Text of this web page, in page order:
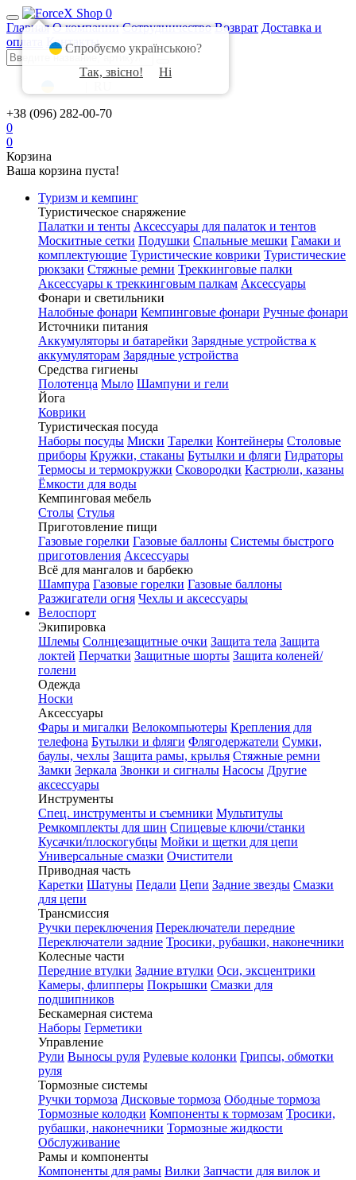
0
Главная О компании Сотрудничество Возврат Доставка и
оплата
Контакты
+38 (096) 282-00-70
0
0
Корзина
Ваша корзина пуста!
Туризм и кемпинг
Туристическое снаряжение
Палатки и тенты Аксессуары для палаток и тентов
Москитные сетки Подушки Спальные мешки Гамаки и
комплектующие Туристические коврики Туристические
рюкзаки Стяжные ремни Треккинговые палки
Аксессуары к треккинговым палкам Аксессуары
Фонари и светильники
Налобные фонари Кемпинговые фонари Ручные фонари
Источники питания
Аккумуляторы и батарейки Зарядные устройства к
аккумуляторам Зарядные устройства
Средства гигиены
Полотенца Мыло Шампуни и гели
Йога
Коврики
Туристическая посуда
Наборы посуды Миски Тарелки Контейнеры Столовые
приборы Кружки, стаканы Бутылки и фляги Гидраторы
Термосы и термокружки Сковородки Кастрюли, казаны
Ёмкости для воды
Кемпинговая мебель
Столы Стулья
Приготовление пищи
Газовые горелки Газовые баллоны Системы быстрого
приготовления Аксессуары
Всё для мангалов и барбекю
Шампура Газовые горелки Газовые баллоны
Разжигатели огня Чехлы и аксессуары
Велоспорт
Экипировка
Шлемы Солнцезащитные очки Защита тела Защита
локтей Перчатки Защитные шорты Защита коленей/
голени
Одежда
Носки
Аксессуары
Фары и мигалки Велокомпьютеры Крепления для
телефона Бутылки и фляги Флягодержатели Сумки,
баулы, чехлы Защита рамы, крылья Стяжные ремни
Замки Зеркала Звонки и сигналы Насосы Другие
аксессуары
Инструменты
Спец. инструменты и съемники Мультитулы
Ремкомплекты для шин Спицевые ключи/станки
Кусачки/плоскогубцы Мойки и щетки для цепи
Универсальные смазки Очистители
Приводная часть
Каретки Шатуны Педали Цепи Задние звезды Смазки
для цепи
Трансмиссия
Ручки переключения Переключатели передние
Переключатели задние Тросики, рубашки, наконечники
Колесные части
Передние втулки Задние втулки Оси, эксцентрики
Камеры, флипперы Покрышки Смазки для
подшипников
Бескамерная система
Наборы Герметики
Управление
Рули Выносы руля Рулевые колонки Грипсы, обмотки
руля
Тормозные системы
Ручки тормоза Дисковые тормоза Ободные тормоза
Тормозные колодки Компоненты к тормозам Тросики,
рубашки, наконечники Тормозные жидкости
Обслуживание
Рамы и компоненты
Компоненты для рамы Вилки Запчасти для вилок и
Спробуємо українською?
Так, звісно!
Ні